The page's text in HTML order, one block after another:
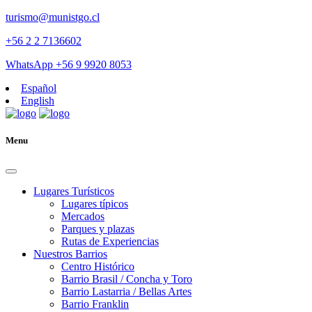
turismo@munistgo.cl
+56 2 2 7136602
WhatsApp +56 9 9920 8053
Español
English
Menu
Lugares Turísticos
Lugares tí­picos
Mercados
Parques y plazas
Rutas de Experiencias
Nuestros Barrios
Centro Histórico
Barrio Brasil / Concha y Toro
Barrio Lastarria / Bellas Artes
Barrio Franklin